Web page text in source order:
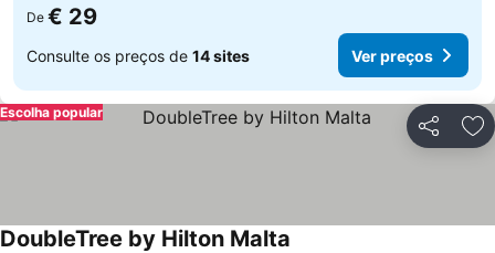
De € 29
Consulte os preços de 14 sites Ver preços
Partilhar
Escolha popular
DoubleTree by Hilton Malta